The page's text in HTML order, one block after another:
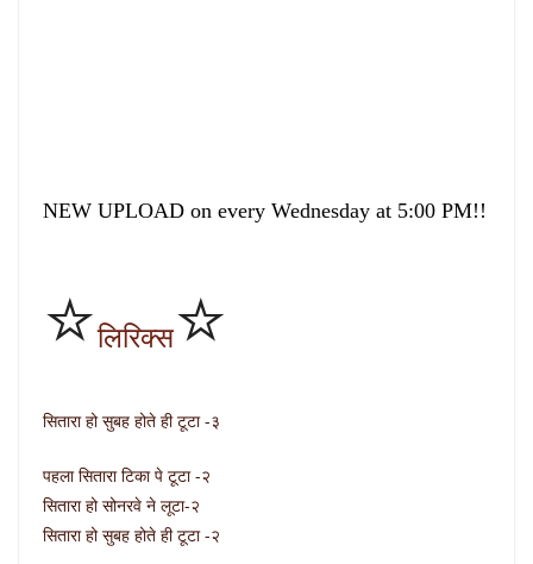
NEW UPLOAD on every Wednesday at 5:00 PM!!
⭐लिरिक्स⭐
सितारा हो सुबह होते ही टूटा -३
पहला सितारा टिका पे टूटा -२
सितारा हो सोनरवे ने लूटा-२
सितारा हो सुबह होते ही टूटा -२